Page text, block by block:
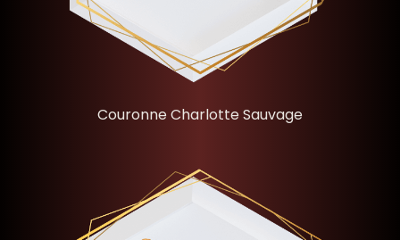
Couronne Charlotte Sauvage